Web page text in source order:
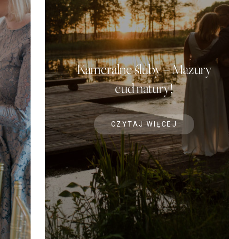
Kameralne śluby – Mazury
cud natury!
CZYTAJ WIĘCEJ